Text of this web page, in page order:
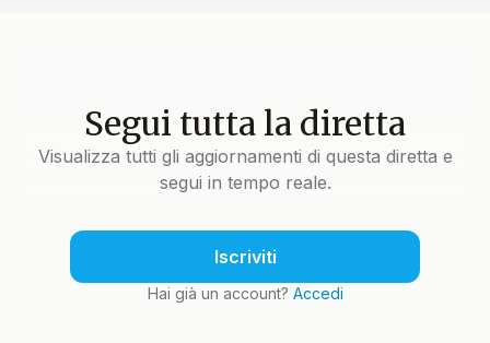
Segui tutta la diretta
Visualizza tutti gli aggiornamenti di questa diretta e
segui in tempo reale.
Iscriviti
Hai già un account? Accedi